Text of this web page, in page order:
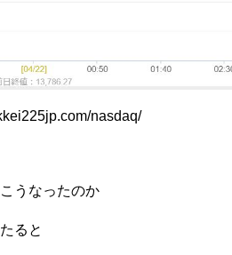
nasdaq/
うなったのか
ると